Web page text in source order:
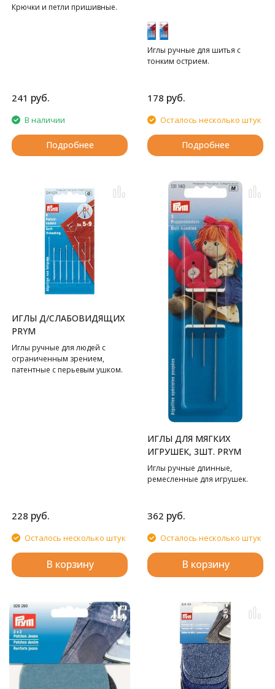
Крючки и петли пришивные.
241 руб.
В наличии
Подробнее
Иглы ручные для шитья с
тонким острием.
178 руб.
Осталось несколько штук
Подробнее
ИГЛЫ Д/СЛАБОВИДЯЩИХ
PRYM
Иглы ручные для людей с
ограниченным зрением,
патентные с перьевым ушком.
228 руб.
Осталось несколько штук
В корзину
ИГЛЫ ДЛЯ МЯГКИХ
ИГРУШЕК, 3ШТ. PRYM
Иглы ручные длинные,
ремесленные для игрушек.
362 руб.
Осталось несколько штук
В корзину